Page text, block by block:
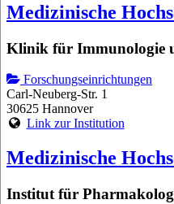
Medizinische
Klinik für Immunologie
Forschungseinrichtungen
Carl-Neuberg-Str. 1
30625 Hannover
Link zur Institution
Medizinische
Institut für